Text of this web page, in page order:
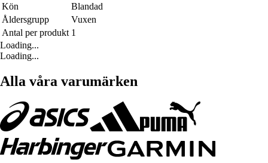
Kön
Blandad
Åldersgrupp
Vuxen
Antal per produkt 1
Loading...
Loading...
Alla våra varumärken